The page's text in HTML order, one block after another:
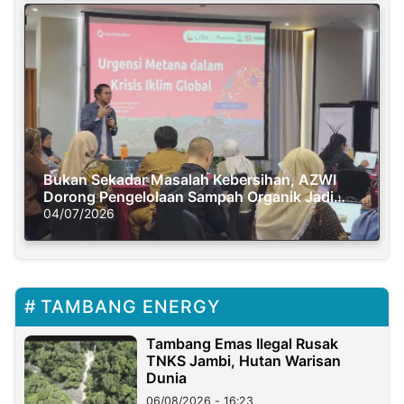
Bukan Sekadar Masalah Kebersihan, AZWI
Dorong Pengelolaan Sampah Organik Jadi
Solusi Krisis Iklim
04/07/2026
TAMBANG ENERGY
Tambang Emas Ilegal Rusak
TNKS Jambi, Hutan Warisan
Dunia
06/08/2026 - 16:23